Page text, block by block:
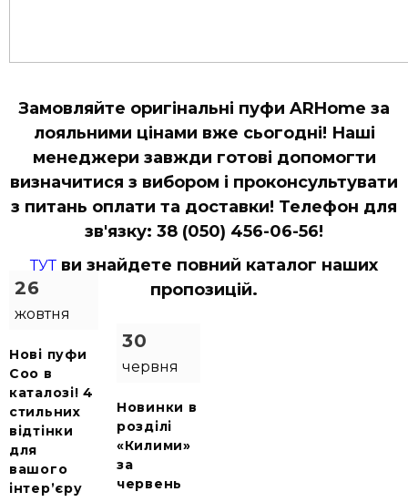
Замовляйте оригінальні пуфи ARHome за
лояльними цінами вже сьогодні! Наші
менеджери завжди готові допомогти
визначитися з вибором і проконсультувати
з питань оплати та доставки! Телефон для
зв'язку: 38 (050) 456-06-56!
ТУТ ви знайдете повний каталог наших
пропозицій.
26
жовтня
Нові пуфи
Coo в
каталозі! 4
стильних
відтінки
для
вашого
інтер’єру
30
червня
Новинки в
розділі
«Килими»
за
червень